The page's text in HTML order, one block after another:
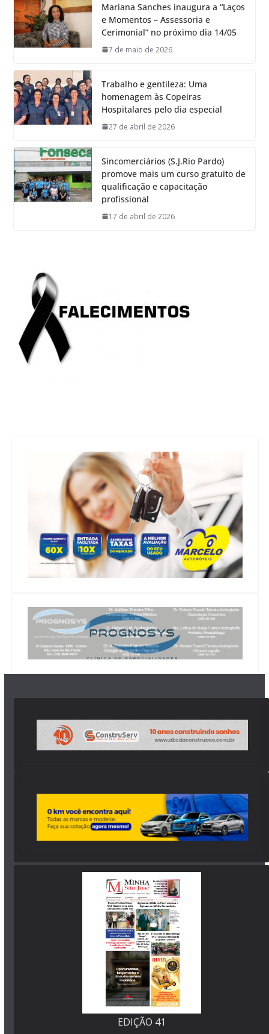
Mariana Sanches inaugura a “Laços
e Momentos – Assessoria e
Cerimonial” no próximo dia 14/05
7 de maio de 2026
Trabalho e gentileza: Uma
homenagem às Copeiras
Hospitalares pelo dia especial
27 de abril de 2026
Sincomerciários (S.J.Rio Pardo)
promove mais um curso gratuito de
qualificação e capacitação
profissional
17 de abril de 2026
EDIÇÃO 41